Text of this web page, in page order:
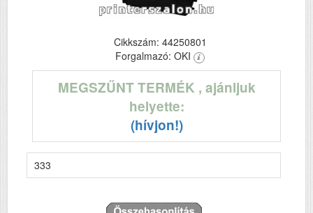
Cikkszám: 44250801
Forgalmazó: OKI
MEGSZŰNT TERMÉK , ajánljuk
helyette:
(hívjon!)
333